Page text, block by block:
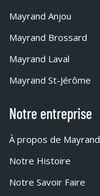
Mayrand Anjou
Mayrand Brossard
Mayrand Laval
Mayrand St-Jérôme
Notre entreprise
À propos de Mayrand
Notre Histoire
Notre Savoir Faire